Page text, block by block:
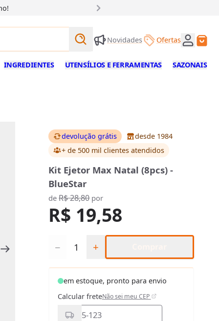
Buscar produtos
Buscar
Novidades Ofertas
INGREDIENTES UTENSÍLIOS E FERRAMENTAS SAZONAIS
devolução grátis
desde 1984
+ de 500 mil clientes atendidos
Kit Ejetor Max Natal (8pcs) -
BlueStar
deR$ 28,80 por
R$ 19,58
− +
em estoque, pronto para envio
Calcular freteNão sei meu CEP